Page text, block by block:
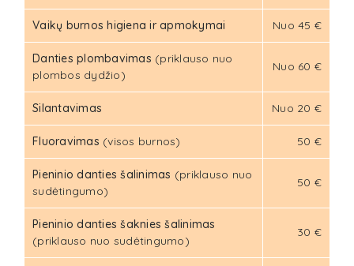
Vaikų burnos higiena ir apmokymai Nuo 45 €
Danties plombavimas (priklauso nuo
plombos dydžio)
Nuo 60 €
Silantavimas Nuo 20 €
Fluoravimas (visos burnos) 50 €
Pieninio danties šalinimas (priklauso nuo
sudėtingumo)
50 €
Pieninio danties šaknies šalinimas
(priklauso nuo sudėtingumo)
30 €